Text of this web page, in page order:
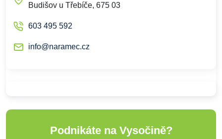
Budišov u Třebíče, 675 03
603 495 592
info@naramec.cz
Podnikáte na Vysočině?